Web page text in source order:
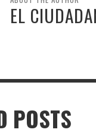
EL
POSTS